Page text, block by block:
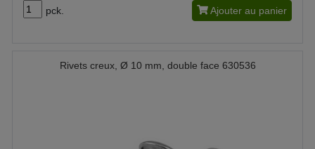
pck. Ajouter au panier
Rivets creux, Ø 10 mm, double face 630536